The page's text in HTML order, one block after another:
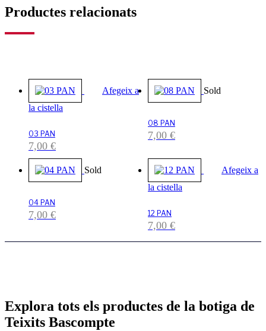
Productes relacionats
Afegeix a
la cistella
03 PAN
7,00 €
08 PAN
7,00 €
04 PAN
7,00 €
Afegeix a
la cistella
12 PAN
7,00 €
Explora tots els productes de la botiga de
Teixits Bascompte